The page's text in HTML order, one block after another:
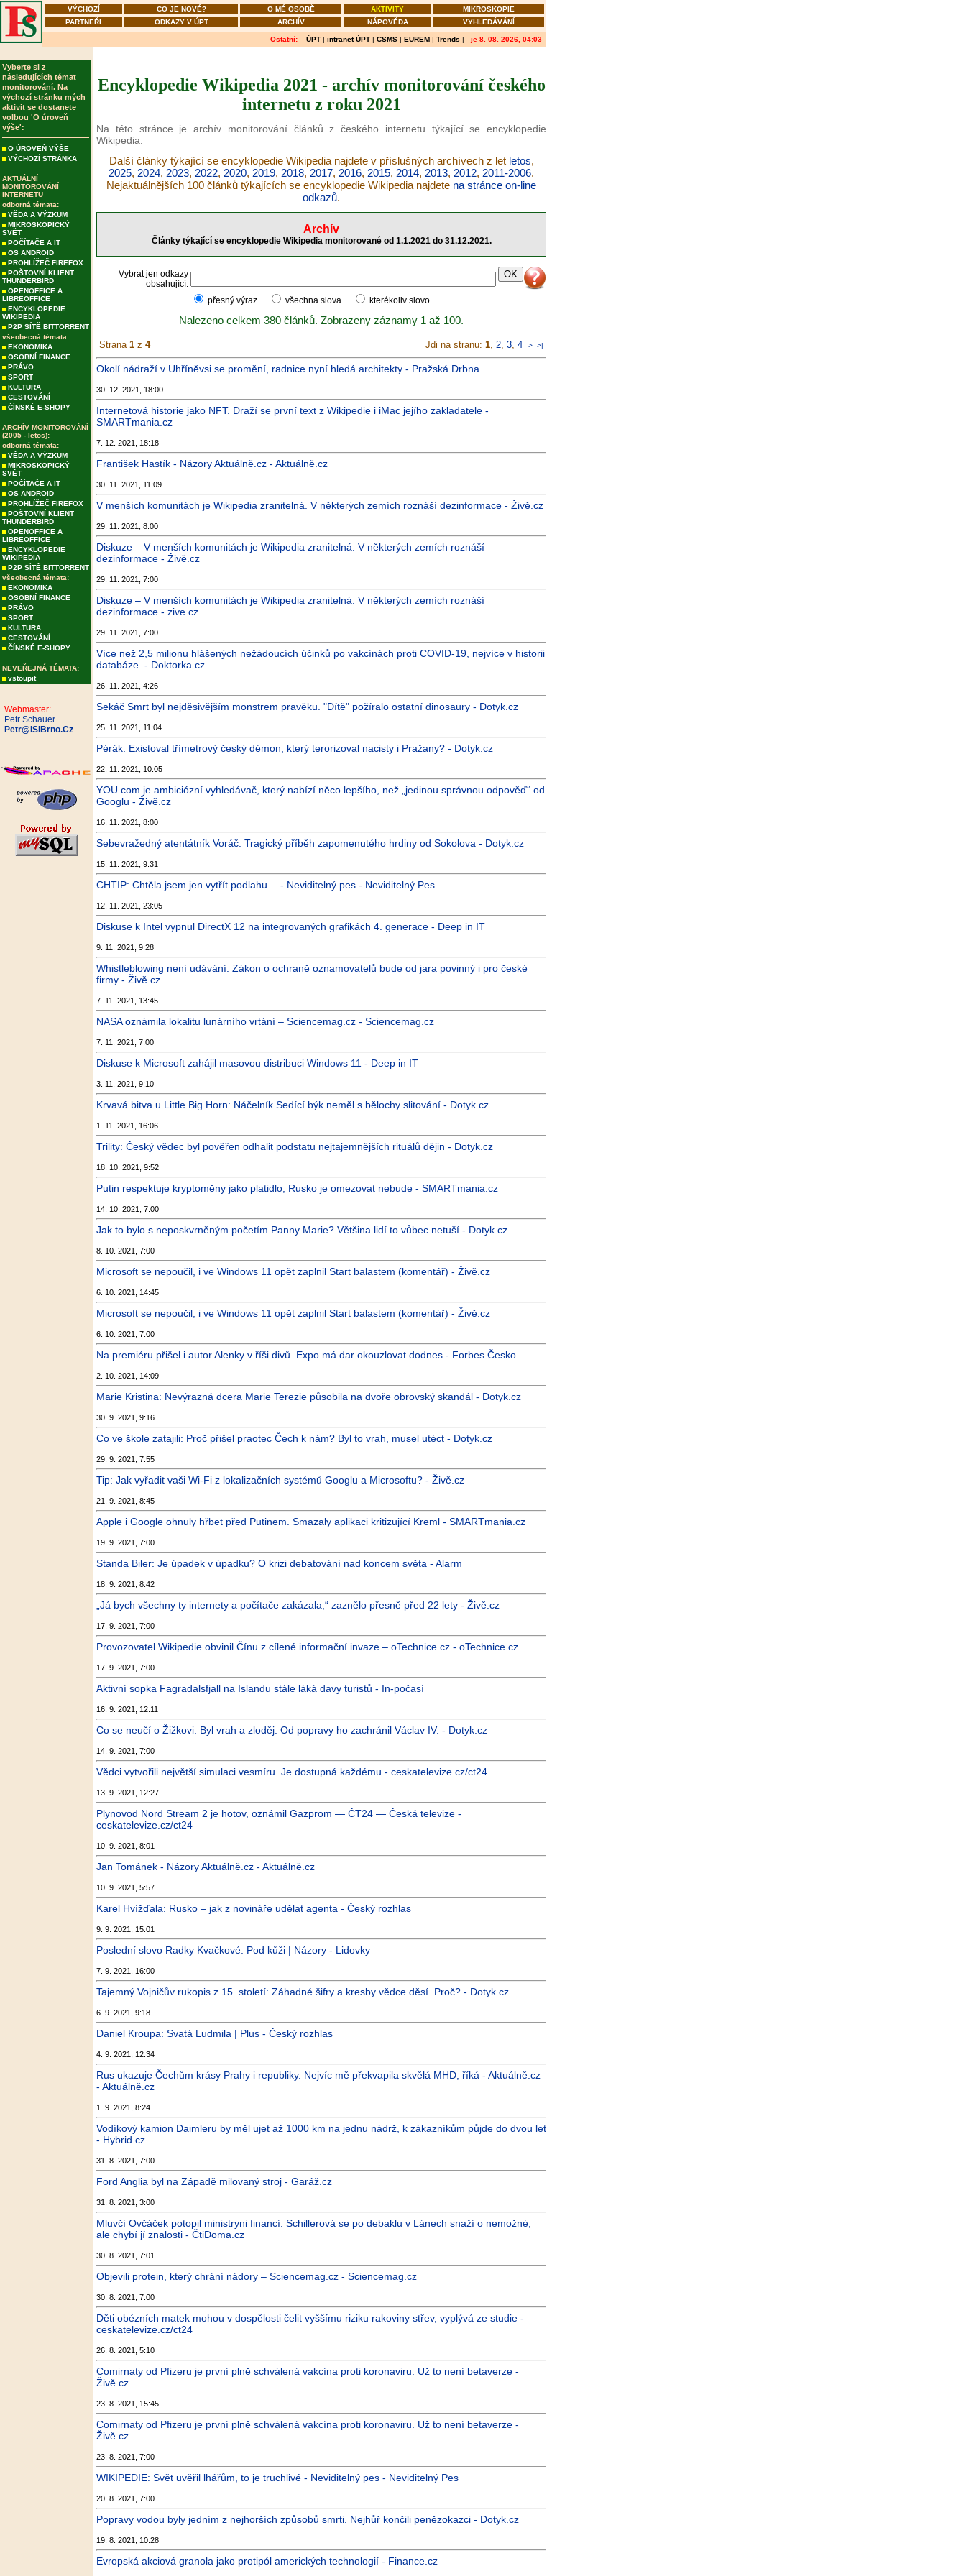
VÝCHOZÍ CO JE NOVÉ? O MÉ OSOBĚ AKTIVITY
MIKROSKOPIE
PARTNEŘI
ODKAZY V ÚPT ARCHÍV NÁPOVĚDA VYHLEDÁVÁNÍ
Ostatní: ÚPT | intranet ÚPT | CSMS | EUREM | Trends | je 8. 08. 2026, 04:03
Vyberte si z
následujících témat
monitorování. Na
výchozí stránku mých
aktivit se dostanete
volbou 'O úroveň
výše':
O ÚROVEŇ VÝŠE
VÝCHOZÍ STRÁNKA
AKTUÁLNÍ
MONITOROVÁNÍ
INTERNETU
odborná témata:
VĚDA A VÝZKUM
MIKROSKOPICKÝ
SVĚT
POČÍTAČE A IT
OS ANDROID
PROHLÍŽEČ FIREFOX
POŠTOVNÍ KLIENT
THUNDERBIRD
OPENOFFICE A
LIBREOFFICE
ENCYKLOPEDIE
WIKIPEDIA
P2P SÍTĚ BITTORRENT
všeobecná témata:
EKONOMIKA
OSOBNÍ FINANCE
PRÁVO
SPORT
KULTURA
CESTOVÁNÍ
ČÍNSKÉ E-SHOPY
ARCHÍV MONITOROVÁNÍ
(2005 - letos):
odborná témata:
VĚDA A VÝZKUM
MIKROSKOPICKÝ
SVĚT
POČÍTAČE A IT
OS ANDROID
PROHLÍŽEČ FIREFOX
POŠTOVNÍ KLIENT
THUNDERBIRD
OPENOFFICE A
LIBREOFFICE
ENCYKLOPEDIE
WIKIPEDIA
P2P SÍTĚ BITTORRENT
všeobecná témata:
EKONOMIKA
OSOBNÍ FINANCE
PRÁVO
SPORT
KULTURA
CESTOVÁNÍ
ČÍNSKÉ E-SHOPY
NEVEŘEJNÁ TÉMATA:
vstoupit
Webmaster:
Petr Schauer
Petr@ISIBrno.Cz
Encyklopedie Wikipedia 2021 - archív monitorování českého
internetu z roku 2021
Na této stránce je archív monitorování článků z českého internetu týkající se encyklopedie
Wikipedia.
Další články týkající se encyklopedie Wikipedia najdete v příslušných archívech z let letos,
2025, 2024, 2023, 2022, 2020, 2019, 2018, 2017, 2016, 2015, 2014, 2013, 2012, 2011-2006.
Nejaktuálnějších 100 článků týkajících se encyklopedie Wikipedia najdete na stránce on-line
odkazů.
Archív
Články týkající se encyklopedie Wikipedia monitorované od 1.1.2021 do 31.12.2021.
Vybrat jen odkazy
obsahující:
přesný výraz
všechna slova kterékoliv slovo
Nalezeno celkem 380 článků. Zobrazeny záznamy 1 až 100.
Strana 1 z 4 Jdi na stranu: 1, 2, 3, 4 > >|
Okolí nádraží v Uhříněvsi se promění, radnice nyní hledá architekty - Pražská Drbna
30. 12. 2021, 18:00
Internetová historie jako NFT. Draží se první text z Wikipedie i iMac jejího zakladatele -
SMARTmania.cz
7. 12. 2021, 18:18
František Hastík - Názory Aktuálně.cz - Aktuálně.cz
30. 11. 2021, 11:09
V menších komunitách je Wikipedia zranitelná. V některých zemích roznáší dezinformace - Živě.cz
29. 11. 2021, 8:00
Diskuze – V menších komunitách je Wikipedia zranitelná. V některých zemích roznáší
dezinformace - Živě.cz
29. 11. 2021, 7:00
Diskuze – V menších komunitách je Wikipedia zranitelná. V některých zemích roznáší
dezinformace - zive.cz
29. 11. 2021, 7:00
Více než 2,5 milionu hlášených nežádoucích účinků po vakcínách proti COVID-19, nejvíce v historii
databáze. - Doktorka.cz
26. 11. 2021, 4:26
Sekáč Smrt byl nejděsivějším monstrem pravěku. "Dítě" požíralo ostatní dinosaury - Dotyk.cz
25. 11. 2021, 11:04
Pérák: Existoval třímetrový český démon, který terorizoval nacisty i Pražany? - Dotyk.cz
22. 11. 2021, 10:05
YOU.com je ambiciózní vyhledávač, který nabízí něco lepšího, než „jedinou správnou odpověď“ od
Googlu - Živě.cz
16. 11. 2021, 8:00
Sebevražedný atentátník Voráč: Tragický příběh zapomenutého hrdiny od Sokolova - Dotyk.cz
15. 11. 2021, 9:31
CHTIP: Chtěla jsem jen vytřít podlahu… - Neviditelný pes - Neviditelný Pes
12. 11. 2021, 23:05
Diskuse k Intel vypnul DirectX 12 na integrovaných grafikách 4. generace - Deep in IT
9. 11. 2021, 9:28
Whistleblowing není udávání. Zákon o ochraně oznamovatelů bude od jara povinný i pro české
firmy - Živě.cz
7. 11. 2021, 13:45
NASA oznámila lokalitu lunárního vrtání – Sciencemag.cz - Sciencemag.cz
7. 11. 2021, 7:00
Diskuse k Microsoft zahájil masovou distribuci Windows 11 - Deep in IT
3. 11. 2021, 9:10
Krvavá bitva u Little Big Horn: Náčelník Sedící býk neměl s bělochy slitování - Dotyk.cz
1. 11. 2021, 16:06
Trility: Český vědec byl pověřen odhalit podstatu nejtajemnějších rituálů dějin - Dotyk.cz
18. 10. 2021, 9:52
Putin respektuje kryptoměny jako platidlo, Rusko je omezovat nebude - SMARTmania.cz
14. 10. 2021, 7:00
Jak to bylo s neposkvrněným početím Panny Marie? Většina lidí to vůbec netuší - Dotyk.cz
8. 10. 2021, 7:00
Microsoft se nepoučil, i ve Windows 11 opět zaplnil Start balastem (komentář) - Živě.cz
6. 10. 2021, 14:45
Microsoft se nepoučil, i ve Windows 11 opět zaplnil Start balastem (komentář) - Živě.cz
6. 10. 2021, 7:00
Na premiéru přišel i autor Alenky v říši divů. Expo má dar okouzlovat dodnes - Forbes Česko
2. 10. 2021, 14:09
Marie Kristina: Nevýrazná dcera Marie Terezie působila na dvoře obrovský skandál - Dotyk.cz
30. 9. 2021, 9:16
Co ve škole zatajili: Proč přišel praotec Čech k nám? Byl to vrah, musel utéct - Dotyk.cz
29. 9. 2021, 7:55
Tip: Jak vyřadit vaši Wi-Fi z lokalizačních systémů Googlu a Microsoftu? - Živě.cz
21. 9. 2021, 8:45
Apple i Google ohnuly hřbet před Putinem. Smazaly aplikaci kritizující Kreml - SMARTmania.cz
19. 9. 2021, 7:00
Standa Biler: Je úpadek v úpadku? O krizi debatování nad koncem světa - Alarm
18. 9. 2021, 8:42
„Já bych všechny ty internety a počítače zakázala,“ zaznělo přesně před 22 lety - Živě.cz
17. 9. 2021, 7:00
Provozovatel Wikipedie obvinil Čínu z cílené informační invaze – oTechnice.cz - oTechnice.cz
17. 9. 2021, 7:00
Aktivní sopka Fagradalsfjall na Islandu stále láká davy turistů - In-počasí
16. 9. 2021, 12:11
Co se neučí o Žižkovi: Byl vrah a zloděj. Od popravy ho zachránil Václav IV. - Dotyk.cz
14. 9. 2021, 7:00
Vědci vytvořili největší simulaci vesmíru. Je dostupná každému - ceskatelevize.cz/ct24
13. 9. 2021, 12:27
Plynovod Nord Stream 2 je hotov, oznámil Gazprom — ČT24 — Česká televize -
ceskatelevize.cz/ct24
10. 9. 2021, 8:01
Jan Tománek - Názory Aktuálně.cz - Aktuálně.cz
10. 9. 2021, 5:57
Karel Hvížďala: Rusko – jak z novináře udělat agenta - Český rozhlas
9. 9. 2021, 15:01
Poslední slovo Radky Kvačkové: Pod kůži | Názory - Lidovky
7. 9. 2021, 16:00
Tajemný Vojničův rukopis z 15. století: Záhadné šifry a kresby vědce děsí. Proč? - Dotyk.cz
6. 9. 2021, 9:18
Daniel Kroupa: Svatá Ludmila | Plus - Český rozhlas
4. 9. 2021, 12:34
Rus ukazuje Čechům krásy Prahy i republiky. Nejvíc mě překvapila skvělá MHD, říká - Aktuálně.cz
- Aktuálně.cz
1. 9. 2021, 8:24
Vodíkový kamion Daimleru by měl ujet až 1000 km na jednu nádrž, k zákazníkům půjde do dvou let
- Hybrid.cz
31. 8. 2021, 7:00
Ford Anglia byl na Západě milovaný stroj - Garáž.cz
31. 8. 2021, 3:00
Mluvčí Ovčáček potopil ministryni financí. Schillerová se po debaklu v Lánech snaží o nemožné,
ale chybí jí znalosti - ČtiDoma.cz
30. 8. 2021, 7:01
Objevili protein, který chrání nádory – Sciencemag.cz - Sciencemag.cz
30. 8. 2021, 7:00
Děti obézních matek mohou v dospělosti čelit vyššímu riziku rakoviny střev, vyplývá ze studie -
ceskatelevize.cz/ct24
26. 8. 2021, 5:10
Comirnaty od Pfizeru je první plně schválená vakcína proti koronaviru. Už to není betaverze -
Živě.cz
23. 8. 2021, 15:45
Comirnaty od Pfizeru je první plně schválená vakcína proti koronaviru. Už to není betaverze -
Živě.cz
23. 8. 2021, 7:00
WIKIPEDIE: Svět uvěřil lhářům, to je truchlivé - Neviditelný pes - Neviditelný Pes
20. 8. 2021, 7:00
Popravy vodou byly jedním z nejhorších způsobů smrti. Nejhůř končili penězokazci - Dotyk.cz
19. 8. 2021, 10:28
Evropská akciová granola jako protipól amerických technologií - Finance.cz